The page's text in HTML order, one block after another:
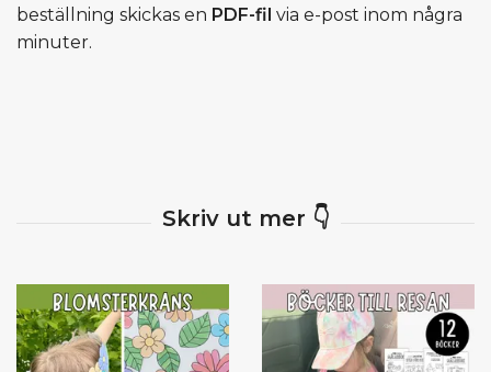
beställning skickas en PDF-fil via e-post inom några
minuter.